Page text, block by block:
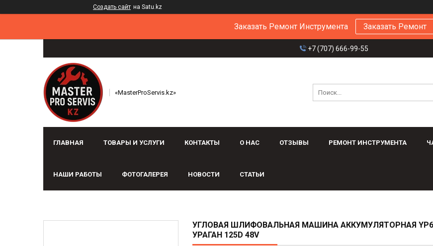
Создать сайт на Satu.kz
Заказать Ремонт Инструмента Заказать Ремонт
+7 (707) 666-99-55
«MasterProServis.kz»
ГЛАВНАЯ ТОВАРЫ И УСЛУГИ КОНТАКТЫ О НАС ОТЗЫВЫ РЕМОНТ ИНСТРУМЕНТА
НАШИ РАБОТЫ ФОТОГАЛЕРЕЯ НОВОСТИ СТАТЬИ
УГЛОВАЯ ШЛИФОВАЛЬНАЯ МАШИНА АККУМУЛЯТОРНАЯ
УРАГАН 125D 48V